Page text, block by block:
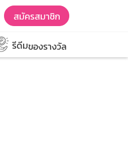
สมัครสมาชิก
รีดีมของรางวัล